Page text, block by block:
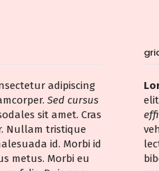
adipiscing
Sed cursus
sit amet. Cras
Nullam tristique
id. Morbi id
metus. Morbi eu